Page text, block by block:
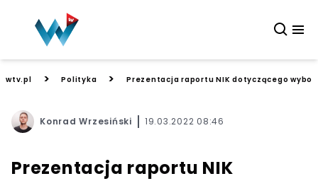
wtv.pl > Polityka > Prezentacja raportu NIK dotyczącego
Konrad Wrzesiński 19.03.2022 08:46
Prezentacja raportu NIK